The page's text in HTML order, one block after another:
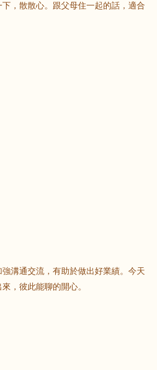
，散散心。跟父母住一起的話，適合
溝通交流，有助於做出好業績。今天
，彼此能聊的開心。